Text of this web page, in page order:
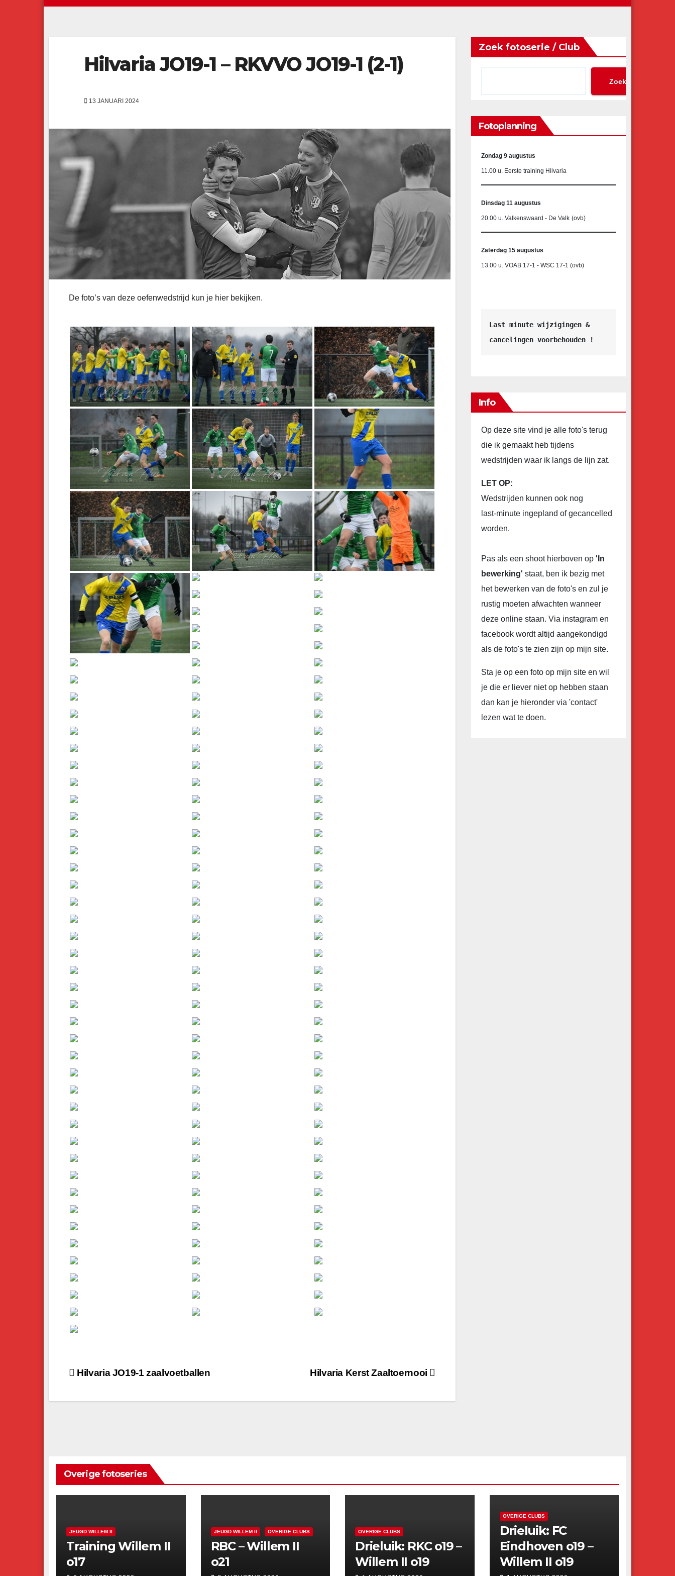
Hilvaria JO19-1 – RKVVO JO19-1 (2-1)
13 JANUARI 2024
De foto’s van deze oefenwedstrijd kun je hier bekijken.
Bericht
navigatie
Hilvaria Kerst Zaaltoernooi
Hilvaria JO19-1 zaalvoetballen
Zoek fotoserie / Club
Zoeken
Fotoplanning
Zondag 9 augustus
11.00 u. Eerste training Hilvaria
Dinsdag 11 augustus
20.00 u. Valkenswaard - De Valk (ovb)
Zaterdag 15 augustus
13.00 u. VOAB 17-1 - WSC 17-1 (ovb)
Last minute wijzigingen &
cancelingen voorbehouden !
Info
Op deze site vind je alle foto's terug
die ik gemaakt heb tijdens
wedstrijden waar ik langs de lijn zat.
LET OP:
Wedstrijden kunnen ook nog
last-minute ingepland of gecancelled
worden.
Pas als een shoot hierboven op 'In
bewerking' staat, ben ik bezig met
het bewerken van de foto's en zul je
rustig moeten afwachten wanneer
deze online staan. Via instagram en
facebook wordt altijd aangekondigd
als de foto's te zien zijn op mijn site.
Sta je op een foto op mijn site en wil
je die er liever niet op hebben staan
dan kan je hieronder via 'contact'
lezen wat te doen.
Overige fotoseries
JEUGD WILLEM II
Training Willem II
o17
JEUGD WILLEM II OVERIGE CLUBS
RBC – Willem II
o21
OVERIGE CLUBS
Drieluik: RKC o19 –
Willem II o19
OVERIGE CLUBS
Drieluik: FC
Eindhoven o19 –
Willem II o19